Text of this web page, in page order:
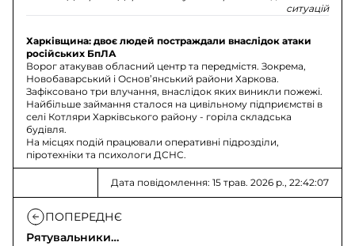
ситуацій
Харківщина: двоє людей постраждали внаслідок атаки
російських БпЛА
Ворог атакував обласний центр та передмістя. Зокрема,
Новобаварський і Основ’янський райони Харкова.
Зафіксовано три влучання, внаслідок яких виникли пожежі.
Найбільше займання сталося на цивільному підприємстві в
селі Котляри Харківського району - горіла складська
будівля.
На місцях подій працювали оперативні підрозділи,
піротехніки та психологи ДСНС.
Дата повідомлення: 15 трав. 2026 р., 22:42:07
ПОПЕРЕДНЄ
Рятувальники